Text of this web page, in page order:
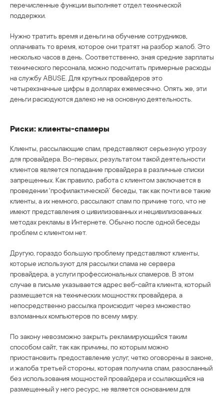
перечисленные функции выполняет отдел технической
поддержки.
Нужно тратить время и деньги на обучение сотрудников,
оплачивать то время, которое они тратят на разбор жалоб. Это
несколько часов в день. Соответственно, зная средние зарплаты
технического персонала, можно подсчитать примерные расходы
на службу ABUSE. Для крупных провайдеров это
четырехзначные цифры в долларах ежемесячно. Опять же, эти
деньги расходуются далеко не на основную деятельность.
Риски: клиенты-спамеры
Клиенты, рассылающие спам, представляют серьезную угрозу
для провайдера. Во-первых, результатом такой деятельности
клиентов является попадание провайдера в различные списки
запрещенных. Как правило, работа с клиентом заключается в
проведении ‘профилактической’ беседы, так как почти все такие
клиенты, а их немного, рассылают спам по причине того, что не
имеют представления о цивилизованных и нецивилизованных
методах рекламы в Интернете. Обычно после одной беседы
проблем с клиентом нет.
Другую, гораздо большую проблему представляют клиенты,
которые используют для рассылки спама не сервера
провайдера, а услуги профессиональных спамеров. В этом
случае в письме указывается адрес веб-сайта клиента, который
размещается на технических мощностях провайдера, а
непосредственно рассылка происходит через множество
взломанных компьютеров по всему миру.
По закону невозможно закрыть рекламирующийся таким
способом сайт, так как причины, по которым можно
приостановить предоставление услуг, четко оговорены в законе,
и жалоба третьей стороны, которая получила спам, разосланный
без использования мощностей провайдера и ссылающийся на
размещенный у него ресурс, не является основанием для